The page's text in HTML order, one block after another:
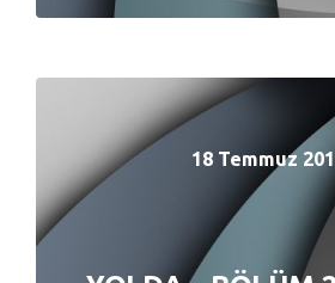
18 Temmuz
18 Temmuz